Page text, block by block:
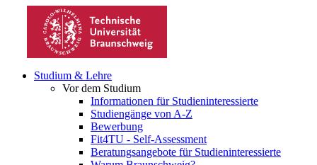
Studium & Lehre
Vor dem Studium
Informationen für Studieninteressierte
Studiengänge von A-Z
Bewerbung
Fit4TU - Self-Assessment
Beratungsangebote für Studieninteressierte